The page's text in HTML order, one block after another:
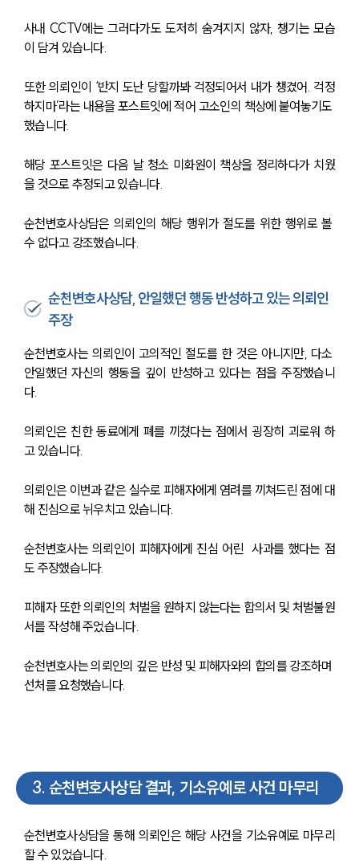
센터소개
사내 CCTV에는 그러다가도 도저히 숨겨지지 않자, 챙기는 모습
이 담겨 있습니다.
또한 의뢰인이 ‘반지 도난 당할까봐 걱정되어서 내가 챙겼어. 걱정
하지마’라는 내용을 포스트잇에 적어 고소인의 책상에 붙여놓기도
했습니다.
해당 포스트잇은 다음 날 청소 미화원이 책상을 정리하다가 치웠
을 것으로 추정되고 있습니다.
순천변호사상담은 의뢰인의 해당 행위가 절도를 위한 행위로 볼
수 없다고 강조했습니다.
순천변호사상담, 안일했던 행동 반성하고 있는 의뢰인
주장
순천변호사는 의뢰인이 고의적인 절도를 한 것은 아니지만, 다소
안일했던 자신의 행동을 깊이 반성하고 있다는 점을 주장했습니
다.
의뢰인은 친한 동료에게 폐를 끼쳤다는 점에서 굉장히 괴로워 하
고 있습니다.
의뢰인은 이번과 같은 실수로 피해자에게 염려를 끼쳐드린 점에 대
해 진심으로 뉘우치고 있습니다.
순천변호사는 의뢰인이 피해자에게 진심 어린  사과를 했다는 점
도 주장했습니다.
피해자 또한 의뢰인의 처벌을 원하지 않는다는 합의서 및 처벌불원
서를 작성해 주었습니다.
순천변호사는 의뢰인의 깊은 반성 및 피해자와의 합의를 강조하며
선처를 요청했습니다.
3. 순천변호사상담 결과, 기소유예로 사건 마무리
순천변호사상담을 통해 의뢰인은 해당 사건을 기소유예로 마무리
할 수 있었습니다.